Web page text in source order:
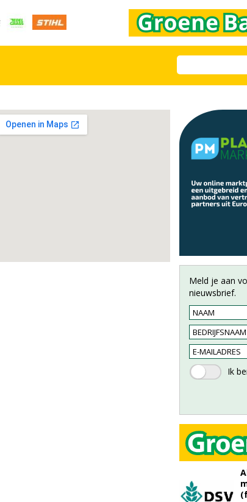
Meld je aan
nieuwsbrief.